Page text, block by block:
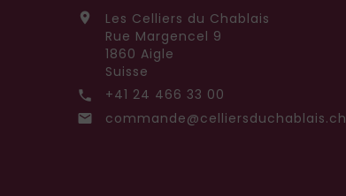

Les Celliers du Chablais
Rue Margencel 9
1860 Aigle
Suisse
 +41 24 466 33 00
 commande@celliersduchablais.ch